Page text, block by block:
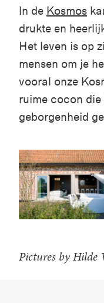
In de Kosmos
drukte en
Het leven is op
mensen om je
vooral onze
ruime cocon die
geborgenheid
Pictures by Hilde